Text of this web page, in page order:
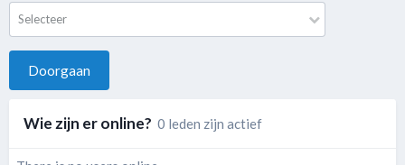
Selecteer
Doorgaan
Wie zijn er online? 0 leden zijn actief